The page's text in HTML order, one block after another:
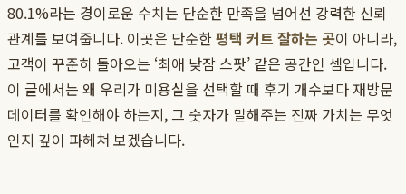
80.1%라는 경이로운 수치는 단순한 만족을 넘어선 강력한 신뢰
관계를 보여줍니다. 이곳은 단순한평택 커트 잘하는 곳이 아니라,
고객이 꾸준히 돌아오는 ‘최애 낮잠 스팟’ 같은 공간인 셈입니다.
이 글에서는 왜 우리가 미용실을 선택할 때 후기 개수보다 재방문
데이터를 확인해야 하는지, 그 숫자가 말해주는 진짜 가치는 무엇
인지 깊이 파헤쳐 보겠습니다.